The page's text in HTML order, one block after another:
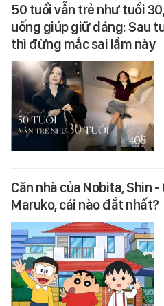
50 tuổi vẫn trẻ như tuổi
uống giúp giữ dáng: Sau
thì đừng mắc sai lầm này
Căn nhà của Nobita, Shin
Maruko, cái nào đắt nhất?